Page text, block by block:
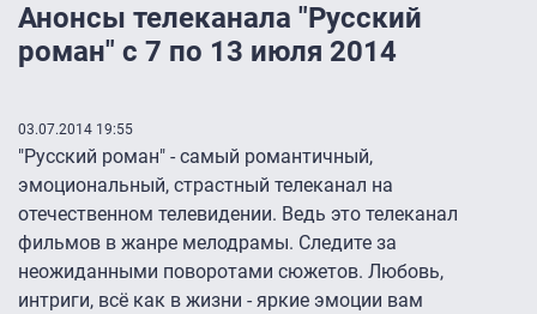
Анонсы телеканала "Русский
роман" с 7 по 13 июля 2014
03.07.2014 19:55
"Русский роман" - самый романтичный,
эмоциональный, страстный телеканал на
отечественном телевидении. Ведь это телеканал
фильмов в жанре мелодрамы. Следите за
неожиданными поворотами сюжетов. Любовь,
интриги, всё как в жизни - яркие эмоции вам